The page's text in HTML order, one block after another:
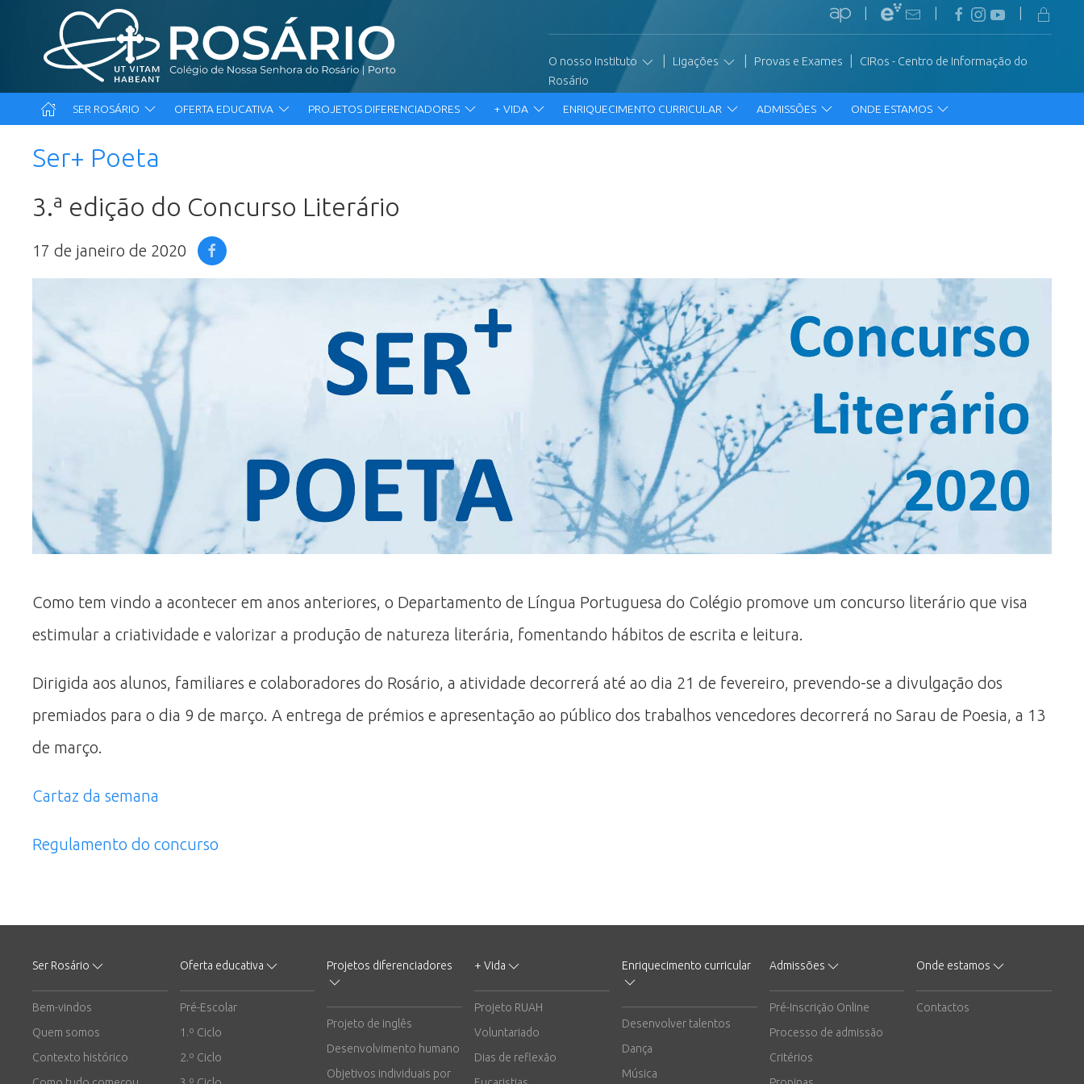
O nosso Instituto Ligações Provas e Exames
CIRos - Centro de Informação do
Rosário
SER ROSÁRIO OFERTA EDUCATIVA PROJETOS DIFERENCIADORES + VIDA ENRIQUECIMENTO CURRICULAR ADMISSÕES ONDE ESTAMOS
Ser+ Poeta
3.ª edição do Concurso Literário
17 de janeiro de 2020
Como tem vindo a acontecer em anos anteriores, o Departamento de Língua Portuguesa do Colégio promove um concurso literário que visa
estimular a criatividade e valorizar a produção de natureza literária, fomentando hábitos de escrita e leitura.
Dirigida aos alunos, familiares e colaboradores do Rosário, a atividade decorrerá até ao dia 21 de fevereiro, prevendo-se a divulgação dos
premiados para o dia 9 de março. A entrega de prémios e apresentação ao público dos trabalhos vencedores decorrerá no Sarau de Poesia, a 13
de março.
Cartaz da semana
Regulamento do concurso
Ser Rosário
Bem-vindos
Quem somos
Contexto histórico
Oferta educativa
Pré-Escolar
1.º Ciclo
2.º Ciclo
Projetos diferenciadores
Projeto de inglês
Desenvolvimento humano
Objetivos individuais por
+ Vida
Projeto RUAH
Voluntariado
Dias de reflexão
Enriquecimento curricular
Desenvolver talentos
Dança
Música
Admissões
Pré-Inscrição Online
Processo de admissão
Critérios
Onde estamos
Contactos